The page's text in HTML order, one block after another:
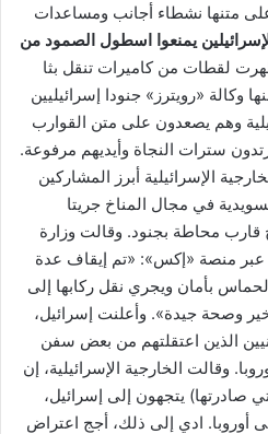
اعترضت 39 قاربا على متنها نشطاء أجانب ومساعدات
يمنعوا اسطول الصمود من
لقطات من كاميرات تنقل بثا
وكالة «رويترز» جنودا إسرائيليين
وهم يصعدون على متن القوارب
سترات النجاة وأيديهم مرفوعة.
الإسرائيلية أبرز المشاركين
في مجال المناخ جريتا
محاطة بجنود. وقالت وزارة
عبر منصة «إكس»: «تم إيقاف عدة
بأمان ويجري نقل ركابها إلى
وصحة جيدة». وأعلنت إسرائيل،
الذين اعتقلتهم من بعض سفن
وقالت الخارجية الإسرائيلية، إن
صادرتها) يتجهون إلى إسرائيل،
أوروبا. ادي إلى ذلك، أجج اعتراض